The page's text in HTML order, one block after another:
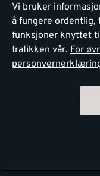
Vi bruker
å fungere ordentlig,
funksjoner knyttet
trafikken vår. For